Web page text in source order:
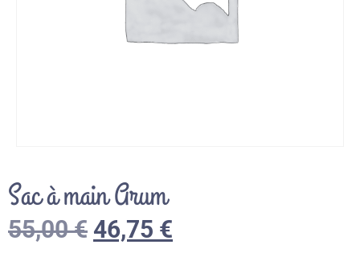
Sac à main Arum
55,00€ 46,75 €